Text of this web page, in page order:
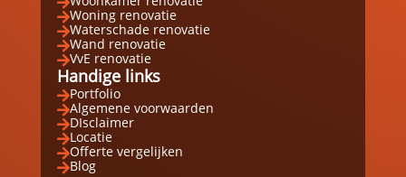

Woning renovatie
Waterschade renovatie
Wand renovatie
VvE renovatie
Handige links
Portfolio
Algemene voorwaarden
DIsclaimer
Locatie
Offerte vergelijken
Blog